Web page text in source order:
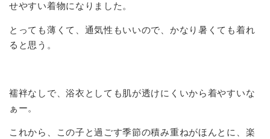
せやすい着物になりました。
とっても薄くて、通気性もいいので、かなり暑くても着れ
ると思う。
襦袢なしで、浴衣としても肌が透けにくいから着やすいな
ぁー。
これから、この子と過ごす季節の積み重ねがほんとに、楽